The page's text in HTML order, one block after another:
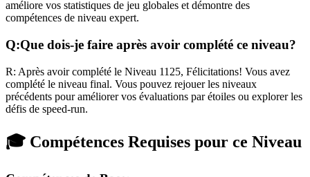
améliore vos statistiques de jeu globales et démontre des
compétences de niveau expert.
Q:Que dois-je faire après avoir complété ce niveau?
R: Après avoir complété le Niveau 1125, Félicitations! Vous avez
complété le niveau final. Vous pouvez rejouer les niveaux
précédents pour améliorer vos évaluations par étoiles ou explorer les
défis de speed-run.
🎓 Compétences Requises pour ce Niveau